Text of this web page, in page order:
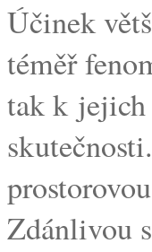
Účinek
téměř
tak k jejich
Zdánlivou